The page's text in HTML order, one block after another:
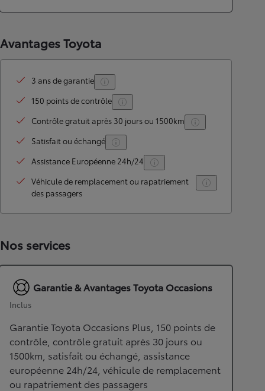
Avantages Toyota
3 ans de garantie
150 points de contrôle
Contrôle gratuit après 30 jours ou 1500km
Satisfait ou échangé
Assistance Européenne 24h/24
Véhicule de remplacement ou rapatriement
des passagers
Nos services
Garantie & Avantages Toyota Occasions
Inclus
Garantie Toyota Occasions Plus, 150 points de
contrôle, contrôle gratuit après 30 jours ou
1500km, satisfait ou échangé, assistance
européenne 24h/24, véhicule de remplacement
ou rapatriement des passagers